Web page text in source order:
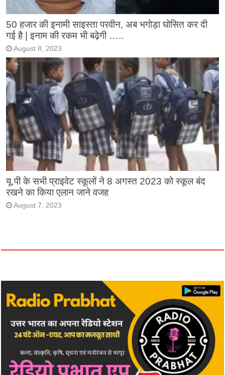
50 हजार की इनामी साइस्ता परवीन, अब भगोड़ा घोसित कर दी
गई है | इनाम की रकम भी बढ़ेगी …..
August 8, 2023
यू.पी के सभी प्राइवेट स्कूलों ने 8 अगस्त 2023 को स्कूल बंद
रखने का किया एलान जाने वजह
August 7, 2023